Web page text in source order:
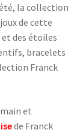
la collection
de cette
des étoiles
bracelets
Franck
et
de Franck